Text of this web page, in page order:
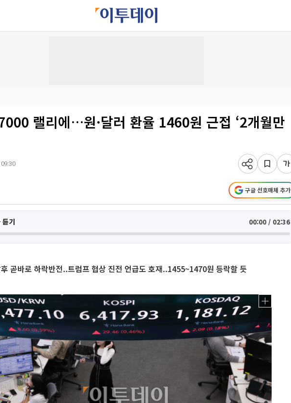
랠리에…원·달러 환율 1460원 근접 ‘2개월만
구글 선호매체 추가
듣기 00:00 / 02:36
곧바로 하락반전..트럼프 협상 진전 언급도 호재..1455~1470원 등락할 듯